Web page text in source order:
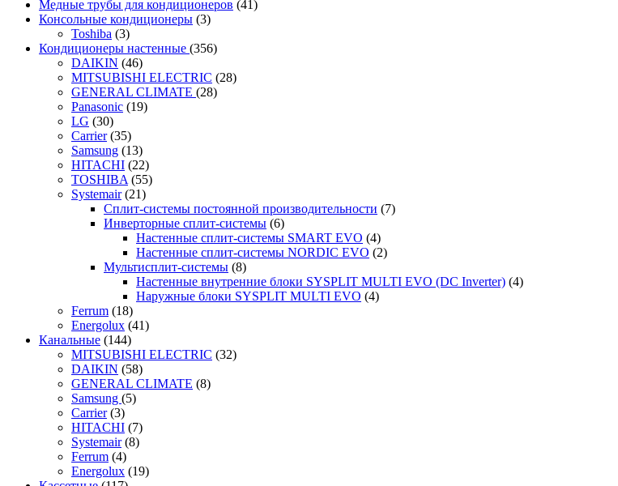
Медные трубы для кондиционеров (41)
Консольные кондиционеры (3)
Toshiba (3)
Кондиционеры настенные (356)
DAIKIN (46)
MITSUBISHI ELECTRIC (28)
GENERAL CLIMATE (28)
Panasonic (19)
LG (30)
Carrier (35)
Samsung (13)
HITACHI (22)
TOSHIBA (55)
Systemair (21)
Сплит-системы постоянной производительности (7)
Инверторные сплит-системы (6)
Настенные сплит-системы SMART EVO (4)
Настенные сплит-системы NORDIC EVO (2)
Мультисплит-системы (8)
Настенные внутренние блоки SYSPLIT MULTI EVO (DC Inverter) (4)
Наружные блоки SYSPLIT MULTI EVO (4)
Ferrum (18)
Energolux (41)
Канальные (144)
MITSUBISHI ELECTRIC (32)
DAIKIN (58)
GENERAL CLIMATE (8)
Samsung (5)
Carrier (3)
HITACHI (7)
Systemair (8)
Ferrum (4)
Energolux (19)